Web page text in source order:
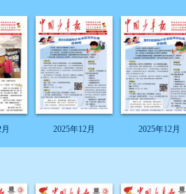
2025年12月 2025年12月